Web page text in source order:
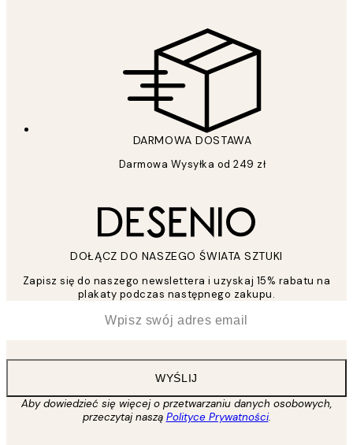
DARMOWA DOSTAWA
Darmowa Wysyłka od 249 zł
DOŁĄCZ DO NASZEGO ŚWIATA SZTUKI
Zapisz się do naszego newslettera i uzyskaj 15% rabatu na
plakaty podczas następnego zakupu.
WYŚLIJ
Aby dowiedzieć się więcej o przetwarzaniu danych osobowych,
przeczytaj naszą Polityce Prywatności.